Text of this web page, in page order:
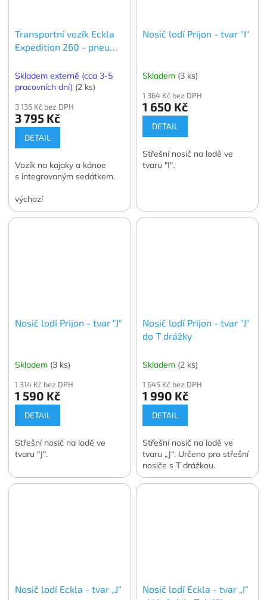
Transportní vozík Eckla
Expedition 260 - pneu
Skladem externě (cca 3-5
pracovních dní) (2 ks)
3 136 Kč bez DPH
3 795 Kč
DETAIL
Vozík na kajaky a kánoe
s integrovaným sedátkem.
výchozí
Nosič lodí Prijon - tvar "I"
Skladem (3 ks)
1 364 Kč bez DPH
1 650 Kč
DETAIL
Střešní nosič na lodě ve
tvaru "I".
Nosič lodí Prijon - tvar "J"
Skladem (3 ks)
1 314 Kč bez DPH
1 590 Kč
DETAIL
Střešní nosič na lodě ve
tvaru "J".
Nosič lodí Prijon - tvar "J"
do T drážky
Skladem (2 ks)
1 645 Kč bez DPH
1 990 Kč
DETAIL
Střešní nosič na lodě ve
tvaru „J“. Určeno pro střešní
nosiče s T drážkou.
Nosič lodí Eckla - tvar „J“
Nosič lodí Eckla - tvar „I“